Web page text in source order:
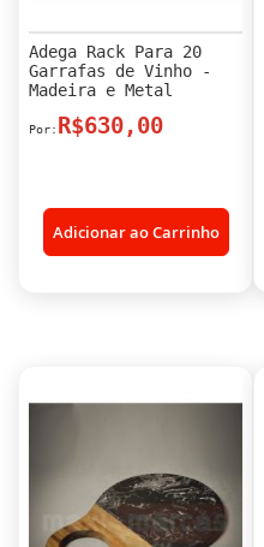
Adega Rack Para 20
Garrafas de Vinho -
Madeira e Metal
R$630,00
Adicionar ao Carrinho